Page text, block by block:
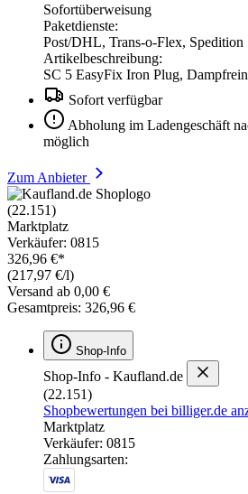
Sofortüberweisung
Paketdienste:
Post/DHL, Trans-o-Flex, Spedition
Artikelbeschreibung:
SC 5 EasyFix Iron Plug,
Sofort verfügbar
Abholung im Ladengeschäft
möglich
Zum Anbieter
(22.151)
Marktplatz
Verkäufer: 0815
326,96 €*
(217,97 €/l)
Versand ab 0,00 €
Gesamtpreis: 326,96 €
Shop-Info
Shop-Info - Kaufland.de
(22.151)
Shopbewertungen bei billiger.de
Marktplatz
Verkäufer: 0815
Zahlungsarten: